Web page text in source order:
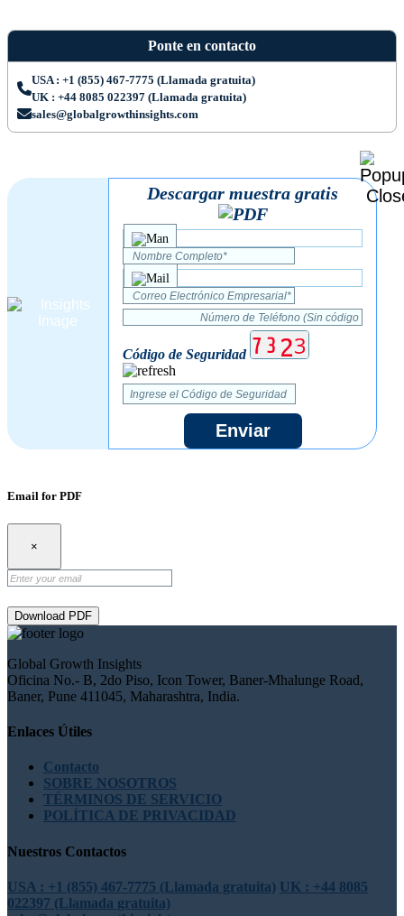
Ponte en contacto
USA : +1 (855) 467-7775 (Llamada gratuita)
UK : +44 8085 022397 (Llamada gratuita)
sales@globalgrowthinsights.com
Descargar muestra gratis
Código de Seguridad
Enviar
Email for PDF
×
Download PDF
Global Growth Insights
Oficina No.- B, 2do Piso, Icon Tower, Baner-Mhalunge Road,
Baner, Pune 411045, Maharashtra, India.
Enlaces Útiles
Contacto
SOBRE NOSOTROS
TÉRMINOS DE SERVICIO
POLÍTICA DE PRIVACIDAD
Nuestros Contactos
USA : +1 (855) 467-7775 (Llamada gratuita) UK : +44 8085
022397 (Llamada gratuita)